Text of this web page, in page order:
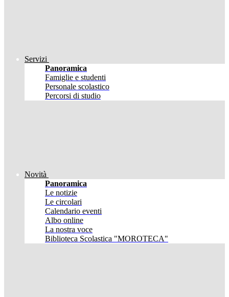
Servizi
Panoramica
Famiglie e studenti
Personale scolastico
Percorsi di studio
Novità
Panoramica
Le notizie
Le circolari
Calendario eventi
Albo online
La nostra voce
Biblioteca Scolastica "MOROTECA"